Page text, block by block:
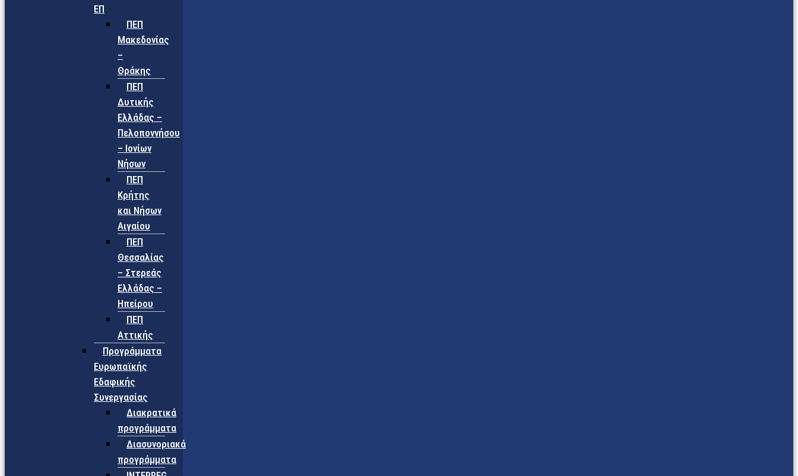
ΕΠ
ΠΕΠ
Μακεδονίας
–
Θράκης
ΠΕΠ
Δυτικής
Ελλάδας –
Πελοποννήσου
– Ιονίων
Νήσων
ΠΕΠ
Κρήτης
και Νήσων
Αιγαίου
ΠΕΠ
Θεσσαλίας
– Στερεάς
Ελλάδας –
Ηπείρου
ΠΕΠ
Αττικής
Προγράμματα
Ευρωπαϊκής
Εδαφικής
Συνεργασίας
Διακρατικά
προγράμματα
Διασυνοριακά
προγράμματα